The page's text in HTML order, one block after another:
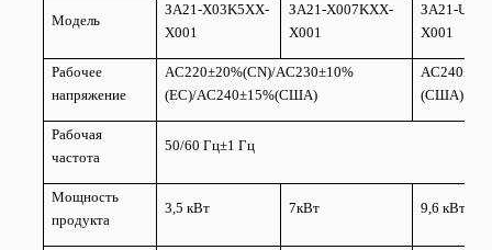
Модель
ЗА21-X03K5XX-
X001
ЗА21-X007KXX-
X001
ЗА21-
X001
Рабочее
напряжение
AC220±20%(CN)/AC230±10%
(ЕС)/AC240±15%(США)
(США)
Рабочая
частота
50/60 Гц±1 Гц
Мощность
продукта
3,5 кВт 7кВт 9,6 кВт